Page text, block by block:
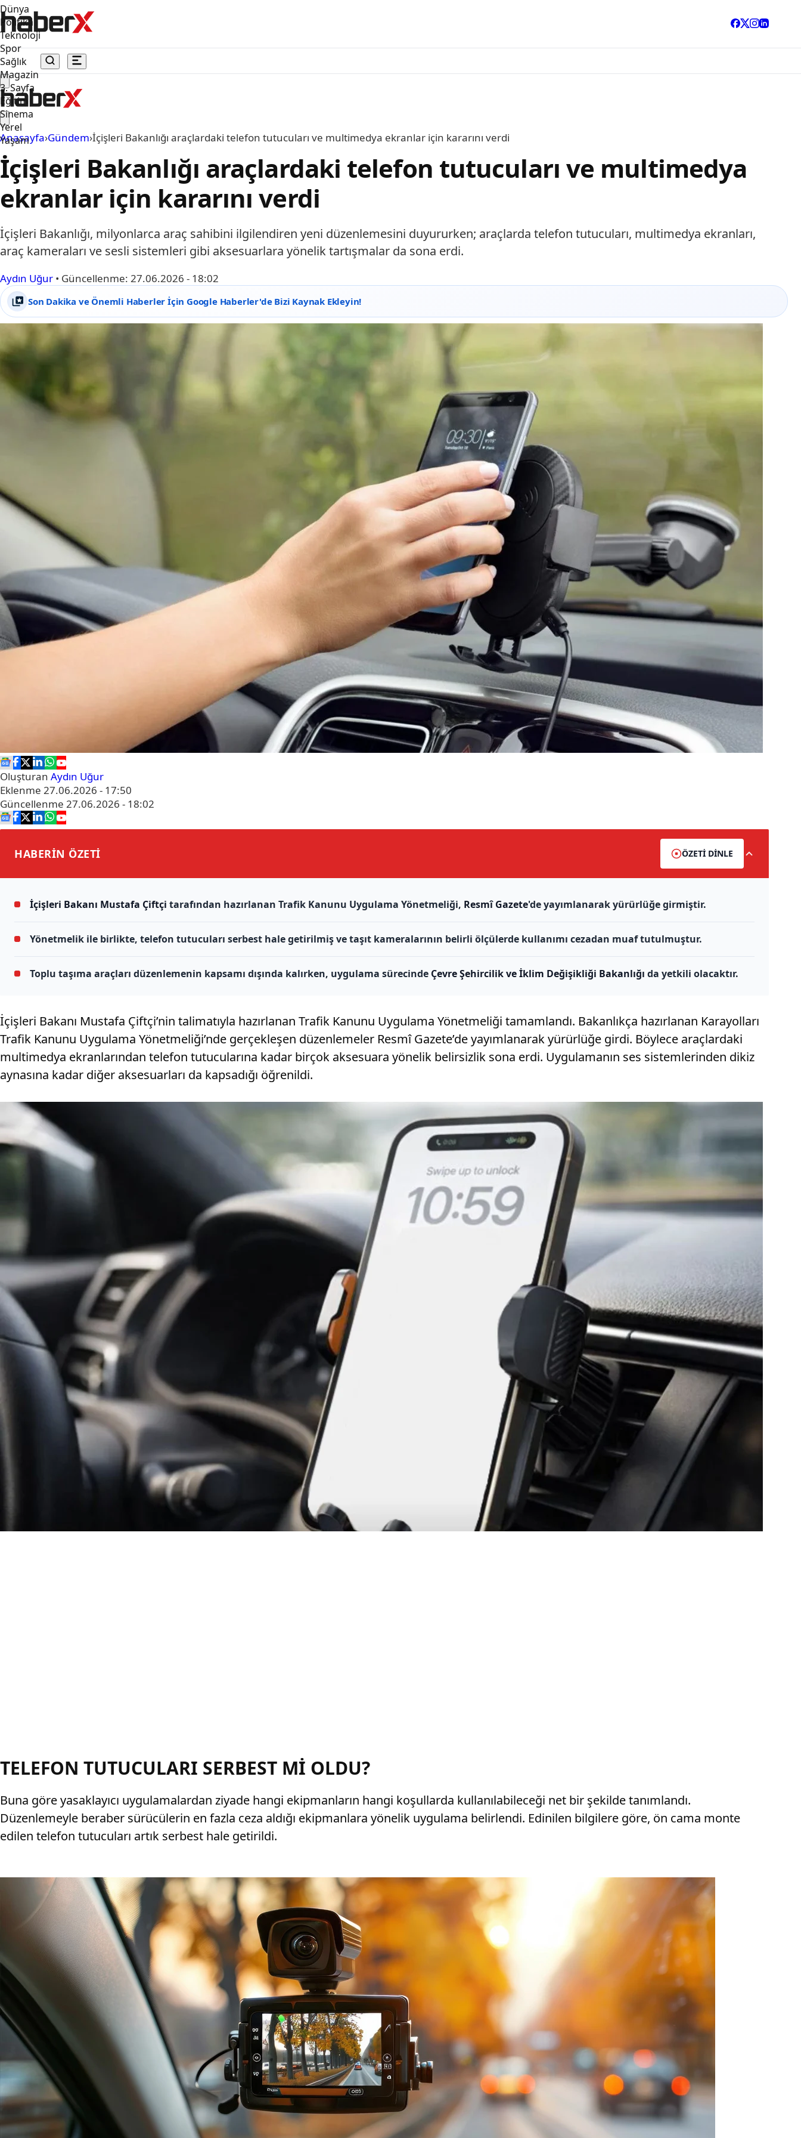
Dünya
Politika
Teknoloji
Spor
Sağlık
Magazin
3. Sayfa
Eğitim
Sinema
Yerel
Yaşam
Anasayfa›Gündem›İçişleri Bakanlığı araçlardaki telefon tutucuları ve multimedya ekranlar için kararını verdi
İçişleri Bakanlığı araçlardaki telefon tutucuları ve multimedya
ekranlar için kararını verdi
İçişleri Bakanlığı, milyonlarca araç sahibini ilgilendiren yeni düzenlemesini duyururken; araçlarda telefon tutucuları, multimedya ekranları,
araç kameraları ve sesli sistemleri gibi aksesuarlara yönelik tartışmalar da sona erdi.
Aydın Uğur • Güncellenme: 27.06.2026 - 18:02
Son Dakika ve Önemli Haberler İçin Google Haberler'de Bizi Kaynak Ekleyin!
Oluşturan Aydın Uğur
Eklenme 27.06.2026 - 17:50
Güncellenme 27.06.2026 - 18:02
HABERİN ÖZETİ ÖZETİ DİNLE
İçişleri Bakanı Mustafa Çiftçi tarafından hazırlanan Trafik Kanunu Uygulama Yönetmeliği, Resmî Gazete'de yayımlanarak yürürlüğe girmiştir.
Yönetmelik ile birlikte, telefon tutucuları serbest hale getirilmiş ve taşıt kameralarının belirli ölçülerde kullanımı cezadan muaf tutulmuştur.
Toplu taşıma araçları düzenlemenin kapsamı dışında kalırken, uygulama sürecinde Çevre Şehircilik ve İklim Değişikliği Bakanlığı da yetkili olacaktır.
İçişleri Bakanı Mustafa Çiftçi’nin talimatıyla hazırlanan Trafik Kanunu Uygulama Yönetmeliği tamamlandı. Bakanlıkça hazırlanan Karayolları
Trafik Kanunu Uygulama Yönetmeliği’nde gerçekleşen düzenlemeler Resmî Gazete’de yayımlanarak yürürlüğe girdi. Böylece araçlardaki
multimedya ekranlarından telefon tutucularına kadar birçok aksesuara yönelik belirsizlik sona erdi. Uygulamanın ses sistemlerinden dikiz
aynasına kadar diğer aksesuarları da kapsadığı öğrenildi.
TELEFON TUTUCULARI SERBEST Mİ OLDU?
Buna göre yasaklayıcı uygulamalardan ziyade hangi ekipmanların hangi koşullarda kullanılabileceği net bir şekilde tanımlandı.
Düzenlemeyle beraber sürücülerin en fazla ceza aldığı ekipmanlara yönelik uygulama belirlendi. Edinilen bilgilere göre, ön cama monte
edilen telefon tutucuları artık serbest hale getirildi.